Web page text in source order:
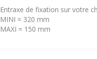
Entraxe de fixation sur votre
MINI = 320 mm
MAXI = 150 mm